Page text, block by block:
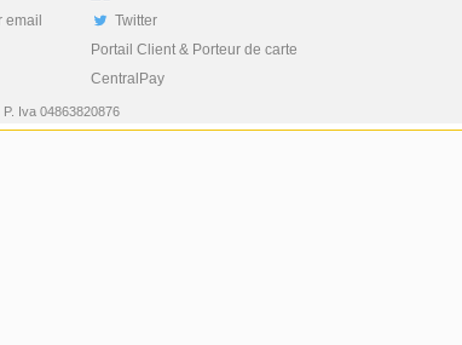
email
Twitter
Portail Client & Porteur de carte
CentralPay
Iva 04863820876